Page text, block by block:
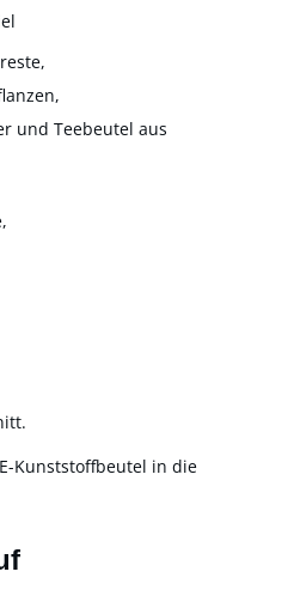
und Teebeutel aus
Kunststoffbeutel in die